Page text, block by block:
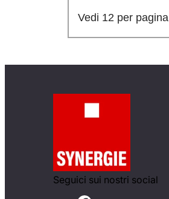
Vedi 12 per pagina
Seguici sui nostri social